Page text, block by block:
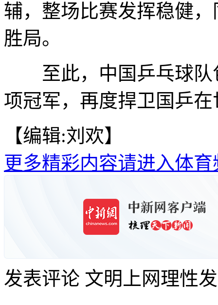
辅，整场比赛发挥稳健
胜局。
至此，中国乒乓球队
项冠军，再度捍卫国乒
【编辑:刘欢】
更多精彩内容请进入体育
发表评论 文明上网理性